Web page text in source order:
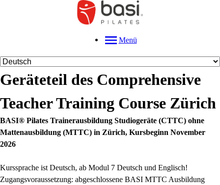
Menü
Geräteteil des Comprehensive
Teacher Training Course Zürich
BASI® Pilates Trainerausbildung Studiogeräte (CTTC) ohne
Mattenausbildung (MTTC) in Zürich, Kursbeginn November
2026
Kurssprache ist Deutsch, ab Modul 7 Deutsch und Englisch!
Zugangsvoraussetzung: abgeschlossene BASI MTTC Ausbildung